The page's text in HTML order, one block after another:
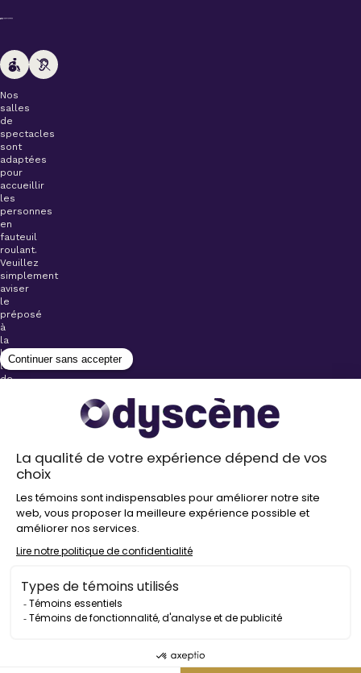
Nos
salles
de
spectacles
sont
adaptées
pour
accueillir
les
personnes
en
fauteuil
roulant.
Veuillez
simplement
aviser
le
préposé
à
la
billetterie
lors
de
Stationnements
proximité de
nos salles
Politique de
d’auteur
2026